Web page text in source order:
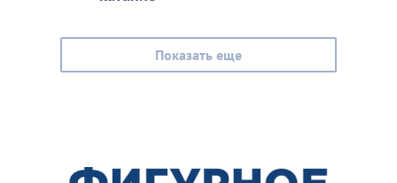
Показать еще